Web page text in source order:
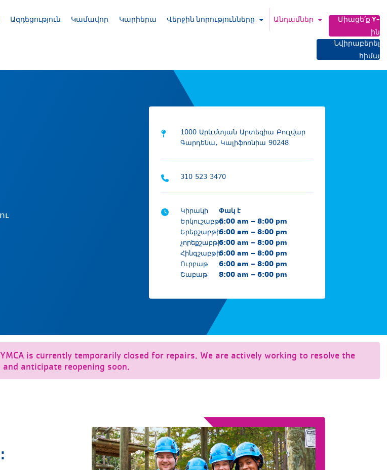
Ազդեցություն Կամավոր Կարիերա Վերջին նորությունները Անդամներ
Միացե՛ք Y-
ին
Նվիրաբերել
հիմա
1000 Արևմտյան Արտեզիա Բուլվար
Գարդենա, Կալիֆոռնիա 90248
310 523 3470
Կիրակի
Փակ է
Երկուշաբթի6:00 am – 8:00 pm
Երեքշաբթի6:00 am – 8:00 pm
չորեքշաբթի6:00 am – 8:00 pm
Հինգշաբթի6:00 am – 8:00 pm
Ուրբաթ
6:00 am – 8:00 pm
Շաբաթ
8:00 am – 6:00 pm
is currently temporarily closed for repairs. We are actively working to resolve the
anticipate reopening soon.